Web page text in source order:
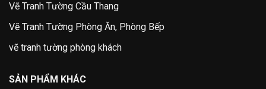
Vẽ Tranh Tường Cầu Thang
Vẽ Tranh Tường Phòng Ăn, Phòng Bếp
vẽ tranh tường phòng khách
SẢN PHẨM KHÁC